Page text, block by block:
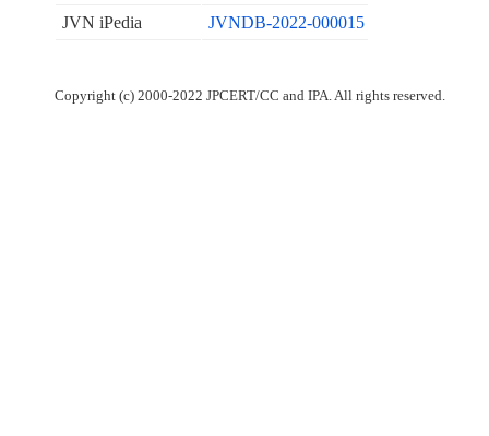
JVN iPedia
JVNDB-2022-000015
Copyright (c) 2000-2022 JPCERT/CC and IPA. All rights reserved.